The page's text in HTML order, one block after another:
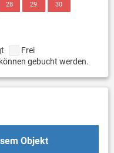
28 29 30
Frei
gebucht werden.
Objekt